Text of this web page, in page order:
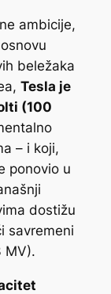
ambicije,
beležaka
Tesla je
(100
– i koji,
ponovio u
dostižu
savremeni
MV).